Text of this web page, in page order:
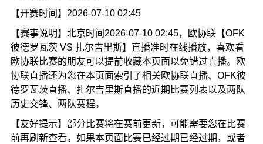
【开赛时间】2026-07-10 02:45
【赛事说明】北京时间2026-07-10 02:45，欧协联【OFK
彼德罗瓦茨 VS 扎尔吉里斯】直播准时在线播放，喜欢看
欧协联比赛的朋友可以提前收藏本页面以免错过直播。欧
协联直播还为您在本页面索引了相关欧协联直播、OFK彼
德罗瓦茨直播、扎尔吉里斯直播的近期比赛列表以及两队
历史交锋、两队赛程。
【友好提示】部分比赛将在赛前更新，可能需要您在比赛
前再刷新查看。如果本页面比赛已经过期已经过期，或者